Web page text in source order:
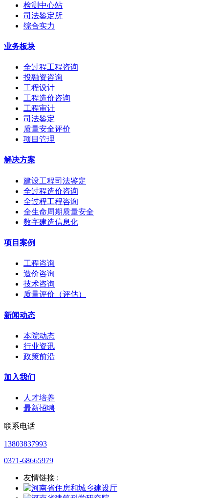
检测中心站
司法鉴定所
综合实力
业务板块
全过程工程咨询
投融资咨询
工程设计
工程造价咨询
工程审计
司法鉴定
质量安全评价
项目管理
解决方案
建设工程司法鉴定
全过程造价咨询
全过程工程咨询
全生命周期质量安全
数字建造信息化
项目案例
工程咨询
造价咨询
技术咨询
质量评价（评估）
新闻动态
本院动态
行业资讯
政策前沿
加入我们
人才培养
最新招聘
联系电话
13803837993
0371-68665979
友情链接 :